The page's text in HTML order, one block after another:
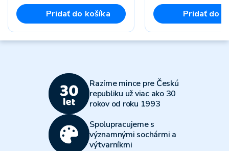
Pridať do košíka Pridať do
Razíme mince pre Českú
republiku už viac ako 30
rokov od roku 1993
Spolupracujeme s
významnými sochármi a
výtvarníkmi